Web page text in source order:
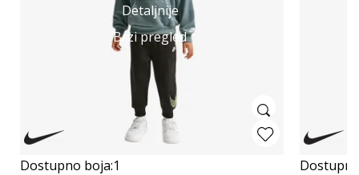
Detaljnije
Brzi pregled
Dostupno boja:1